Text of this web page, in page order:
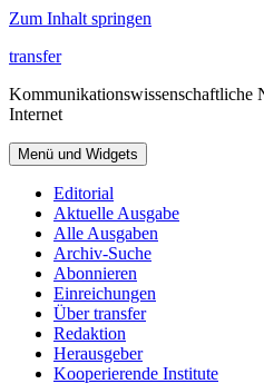
Zum Inhalt springen
transfer
Kommunikationswissenschaftliche
Internet
Menü und Widgets
Editorial
Aktuelle Ausgabe
Alle Ausgaben
Archiv-Suche
Abonnieren
Einreichungen
Über transfer
Redaktion
Herausgeber
Kooperierende Institute